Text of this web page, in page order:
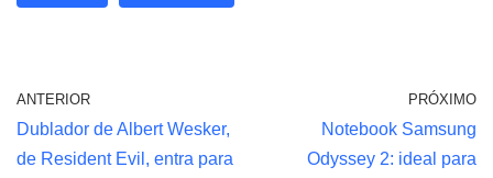
ANTERIOR
Dublador de Albert Wesker,
de Resident Evil, entra para
PRÓXIMO
Notebook Samsung
Odyssey 2: ideal para